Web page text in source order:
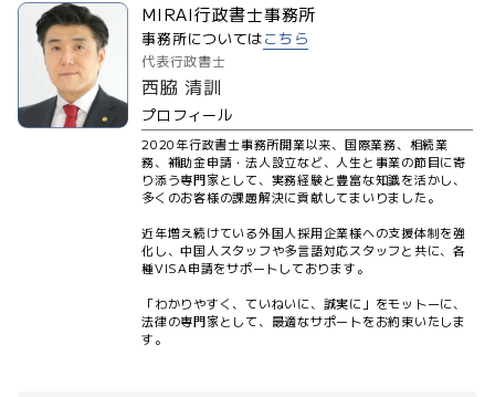
MIRAI行政書士事務所
事務所についてはこちら
代表行政書士
西脇 清訓
プロフィール
2020年行政書士事務所開業以来、国際業務、相続業
務、補助金申請・法人設立など、人生と事業の節目に寄
り添う専門家として、実務経験と豊富な知識を活かし、
多くのお客様の課題解決に貢献してまいりました。
近年増え続けている外国人採用企業様への支援体制を強
化し、中国人スタッフや多言語対応スタッフと共に、各
種VISA申請をサポートしております。
「わかりやすく、ていねいに、誠実に」をモットーに、
法律の専門家として、最適なサポートをお約束いたしま
す。